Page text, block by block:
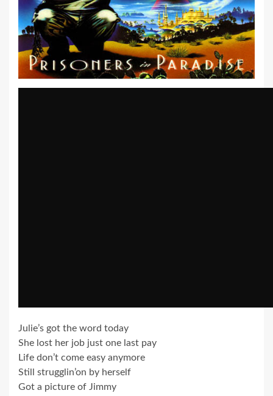
Julie’s got the word today
She lost her job just one last pay
Life don’t come easy anymore
Still strugglin’on by herself
Got a picture of Jimmy